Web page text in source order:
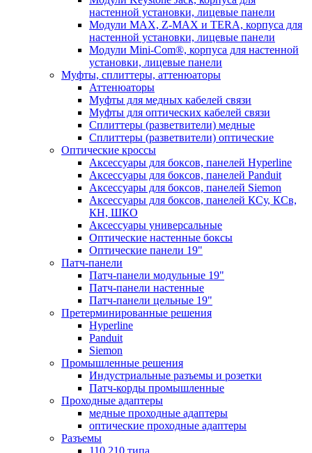
настенной установки, лицевые панели
Модули MAX, Z-MAX и TERA, корпуса для
настенной установки, лицевые панели
Модули Mini-Com®, корпуса для настенной
установки, лицевые панели
Муфты, сплиттеры, аттенюаторы
Аттенюаторы
Муфты для медных кабелей связи
Муфты для оптических кабелей связи
Сплиттеры (разветвители) медные
Сплиттеры (разветвители) оптические
Оптические кроссы
Аксессуары для боксов, панелей Hyperline
Аксессуары для боксов, панелей Panduit
Аксессуары для боксов, панелей Siemon
Аксессуары для боксов, панелей КСу, КСв,
КН, ШКО
Аксессуары универсальные
Оптические настенные боксы
Оптические панели 19"
Патч-панели
Патч-панели модульные 19"
Патч-панели настенные
Патч-панели цельные 19"
Претерминированные решения
Hyperline
Panduit
Siemon
Промышленные решения
Индустриальные разъемы и розетки
Патч-корды промышленные
Проходные адаптеры
медные проходные адаптеры
оптические проходные адаптеры
Разъемы
110,210 типа